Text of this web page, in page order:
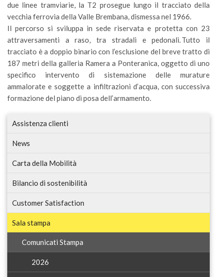
due linee tramviarie, la T2 prosegue lungo il tracciato della
vecchia ferrovia della Valle Brembana, dismessa nel 1966.
Il percorso si sviluppa in sede riservata e protetta con 23
attraversamenti a raso, tra stradali e pedonali. Tutto il
tracciato è a doppio binario con l’esclusione del breve tratto di
187 metri della galleria Ramera a Ponteranica, oggetto di uno
specifico intervento di sistemazione delle murature
ammalorate e soggette a infiltrazioni d’acqua, con successiva
formazione del piano di posa dell’armamento.
Assistenza clienti
News
Carta della Mobilità
Bilancio di sostenibilità
Customer Satisfaction
Sala stampa
Comunicati Stampa
2026